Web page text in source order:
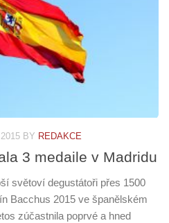
BY REDAKCE
3 medaile v Madridu
světoví degustátoři přes 1500
Bacchus 2015 ve španělském
zúčastnila poprvé a hned